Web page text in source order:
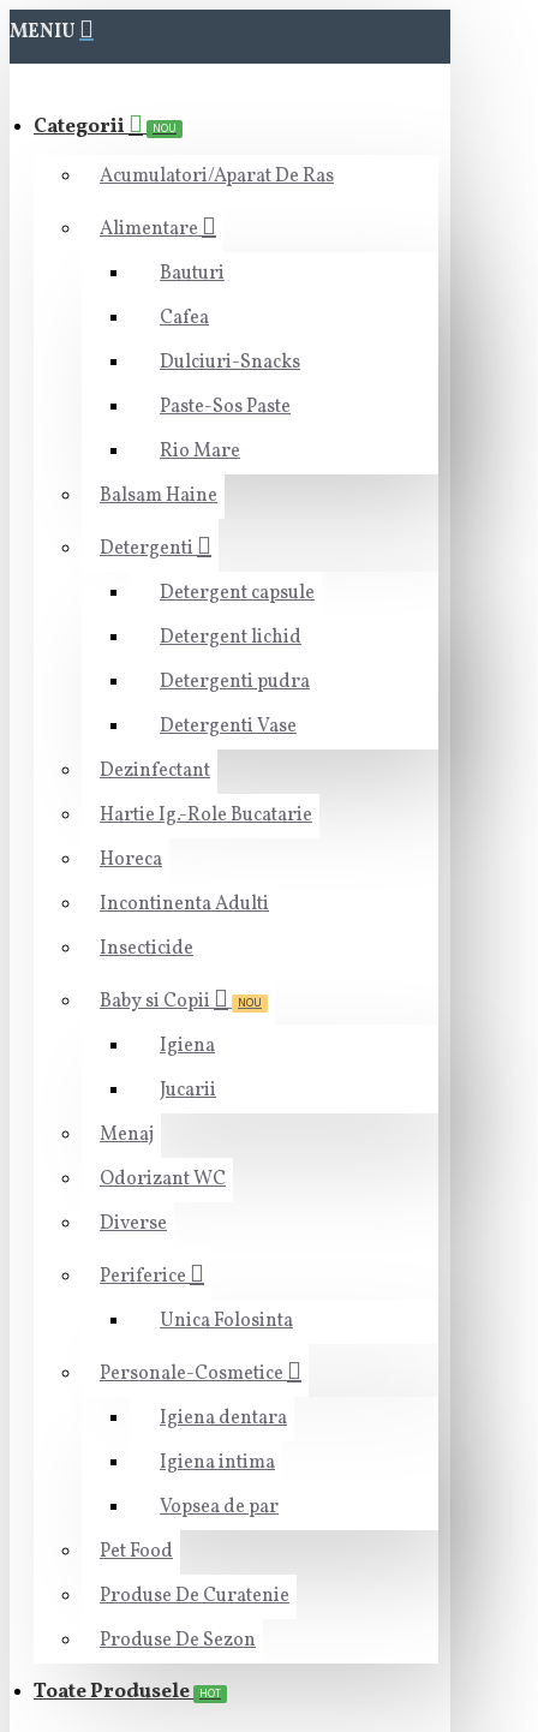
MENIU
Categorii NOU
Acumulatori/Aparat De Ras
Alimentare
Bauturi
Cafea
Dulciuri-Snacks
Paste-Sos Paste
Rio Mare
Balsam Haine
Detergenti
Detergent capsule
Detergent lichid
Detergenti pudra
Detergenti Vase
Dezinfectant
Hartie Ig.-Role Bucatarie
Horeca
Incontinenta Adulti
Insecticide
Baby si Copii
NOU
Igiena
Jucarii
Menaj
Odorizant WC
Diverse
Periferice
Unica Folosinta
Personale-Cosmetice
Igiena dentara
Igiena intima
Vopsea de par
Pet Food
Produse De Curatenie
Produse De Sezon
Toate Produsele HOT